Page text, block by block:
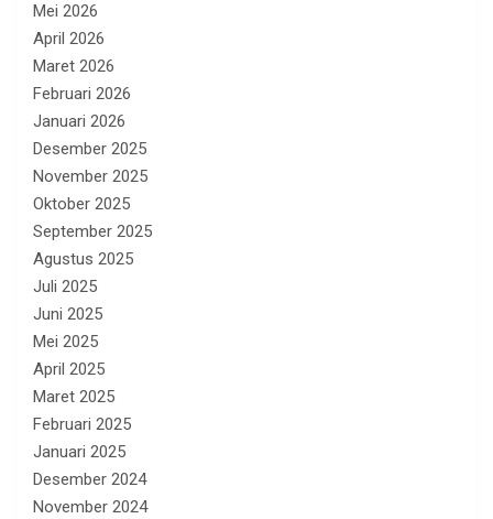
Mei 2026
April 2026
Maret 2026
Februari 2026
Januari 2026
Desember 2025
November 2025
Oktober 2025
September 2025
Agustus 2025
Juli 2025
Juni 2025
Mei 2025
April 2025
Maret 2025
Februari 2025
Januari 2025
Desember 2024
November 2024